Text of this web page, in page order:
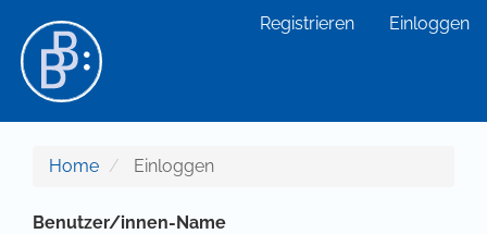
Hauptinhalt
Sidebar
Registrieren Einloggen
Home Einloggen
Benutzer/innen-Name